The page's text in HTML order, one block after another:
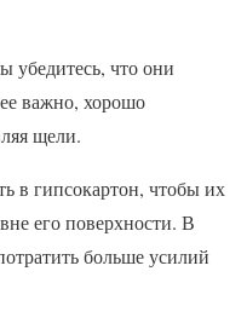
убедитесь, что они
важно, хорошо
щели.
в гипсокартон, чтобы их
его поверхности. В
больше усилий